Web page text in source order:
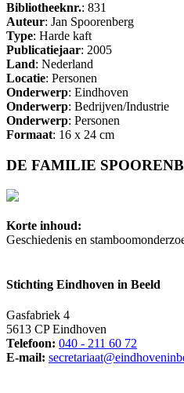
Bibliotheeknr.: 831
Auteur: Jan Spoorenberg
Type: Harde kaft
Publicatiejaar: 2005
Land: Nederland
Locatie: Personen
Onderwerp: Eindhoven
Onderwerp: Bedrijven/Industrie
Onderwerp: Personen
Formaat: 16 x 24 cm
DE FAMILIE
Korte inhoud:
Geschiedenis en
Stichting Eindhoven in Beeld
Gasfabriek 4
5613 CP Eindhoven
Telefoon: 040 - 211 60 72
E-mail: